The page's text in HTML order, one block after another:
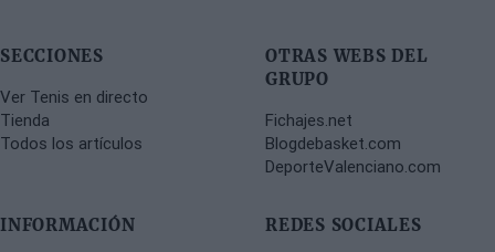
SECCIONES
Ver Tenis en directo
Tienda
Todos los artículos
OTRAS WEBS DEL
GRUPO
Fichajes.net
Blogdebasket.com
DeporteValenciano.com
INFORMACIÓN REDES SOCIALES